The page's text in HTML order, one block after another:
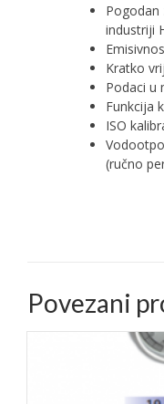
Pogodan
industriji
Kratko
Podaci u
Funkcija
ISO
(ručno
Povezani